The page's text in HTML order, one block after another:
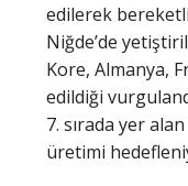
edilerek
Niğde’de
Kore, Almanya,
edildiği
7. sırada yer
üretimi